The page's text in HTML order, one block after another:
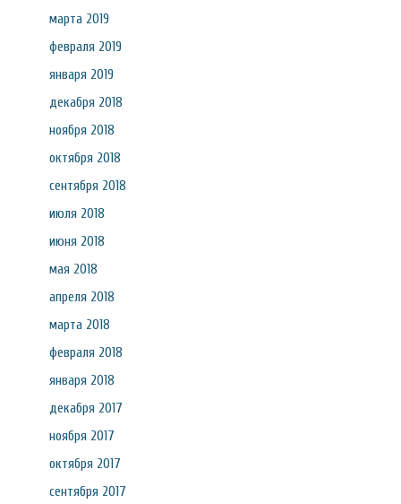
марта 2019
февраля 2019
января 2019
декабря 2018
ноября 2018
октября 2018
сентября 2018
июля 2018
июня 2018
мая 2018
апреля 2018
марта 2018
февраля 2018
января 2018
декабря 2017
ноября 2017
октября 2017
сентября 2017